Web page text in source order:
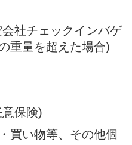
社チェックインバゲ
重量を超えた場合)
保険)
買い物等、その他個